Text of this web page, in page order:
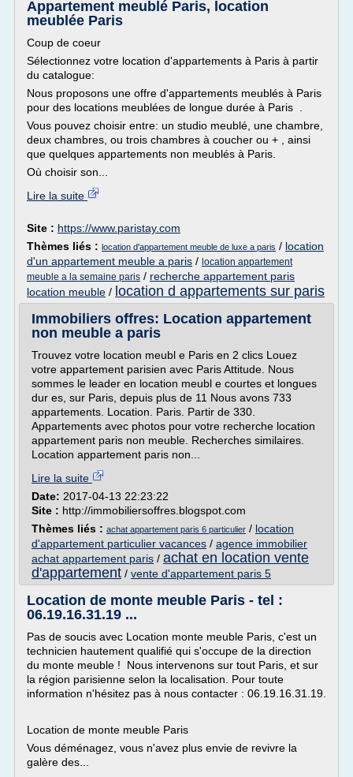
Appartement meublé Paris, location
meublée Paris
Coup de coeur
Sélectionnez votre location d'appartements à Paris à partir
du catalogue:
Nous proposons une offre d'appartements meublés à Paris
pour des locations meublées de longue durée à Paris .
Vous pouvez choisir entre: un studio meublé, une chambre,
deux chambres, ou trois chambres à coucher ou + , ainsi
que quelques appartements non meublés à Paris.
Où choisir son...
Lire la suite
Site : https://www.paristay.com
Thèmes liés : location d'appartement meuble de luxe a paris / location
d'un appartement meuble a paris / location appartement
meuble a la semaine paris / recherche appartement paris
location meuble / location d appartements sur paris
Immobiliers offres: Location appartement
non meuble a paris
Trouvez votre location meubl e Paris en 2 clics Louez
votre appartement parisien avec Paris Attitude. Nous
sommes le leader en location meubl e courtes et longues
dur es, sur Paris, depuis plus de 11 Nous avons 733
appartements. Location. Paris. Partir de 330.
Appartements avec photos pour votre recherche location
appartement paris non meuble. Recherches similaires.
Location appartement paris non...
Lire la suite
Date: 2017-04-13 22:23:22
Site : http://immobiliersoffres.blogspot.com
Thèmes liés : achat appartement paris 6 particulier / location
d'appartement particulier vacances / agence immobilier
achat appartement paris / achat en location vente
d'appartement / vente d'appartement paris 5
Location de monte meuble Paris - tel :
06.19.16.31.19 ...
Pas de soucis avec Location monte meuble Paris, c'est un
technicien hautement qualifié qui s'occupe de la direction
du monte meuble ! Nous intervenons sur tout Paris, et sur
la région parisienne selon la localisation. Pour toute
information n'hésitez pas à nous contacter : 06.19.16.31.19.
Location de monte meuble Paris
Vous déménagez, vous n'avez plus envie de revivre la
galère des...